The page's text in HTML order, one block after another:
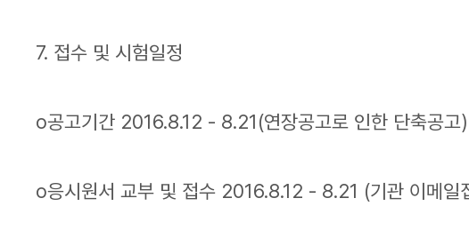
7. 접수 및 시험일정
o공고기간 2016.8.12 - 8.21(연장공고로 인한 단축공
o응시원서 교부 및 접수 2016.8.12 - 8.21 (기관 이메일